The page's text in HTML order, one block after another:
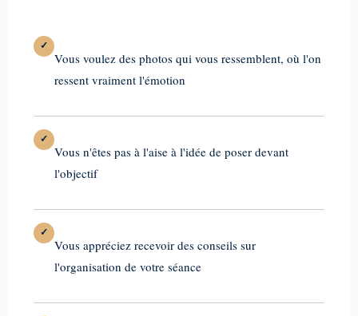
✓
Vous voulez des photos qui vous ressemblent, où l'on
ressent vraiment l'émotion
✓
Vous n'êtes pas à l'aise à l'idée de poser devant
l'objectif
✓
Vous appréciez recevoir des conseils sur
l'organisation de votre séance